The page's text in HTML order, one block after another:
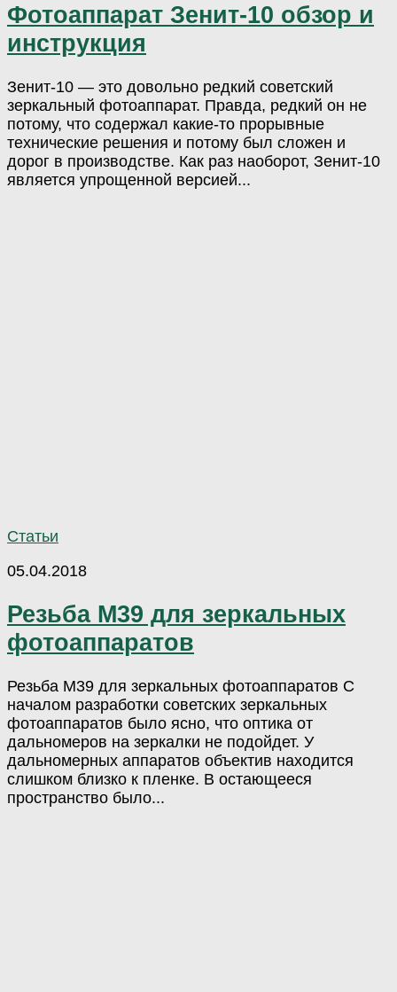
Фотоаппарат Зенит-10 обзор и
инструкция
Зенит-10 — это довольно редкий советский
зеркальный фотоаппарат. Правда, редкий он не
потому, что содержал какие-то прорывные
технические решения и потому был сложен и
дорог в производстве. Как раз наоборот, Зенит-10
является упрощенной версией...
Статьи
05.04.2018
Резьба М39 для зеркальных
фотоаппаратов
Резьба М39 для зеркальных фотоаппаратов С
началом разработки советских зеркальных
фотоаппаратов было ясно, что оптика от
дальномеров на зеркалки не подойдет. У
дальномерных аппаратов объектив находится
слишком близко к пленке. В остающееся
пространство было...